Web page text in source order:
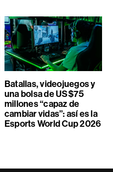
Batallas, videojuegos y
una bolsa de US$75
millones “capaz de
cambiar vidas”: así es la
Esports World Cup 2026